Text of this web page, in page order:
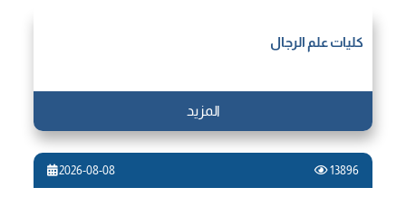
كليات علم الرجال
المزيد
13896
2026-08-08